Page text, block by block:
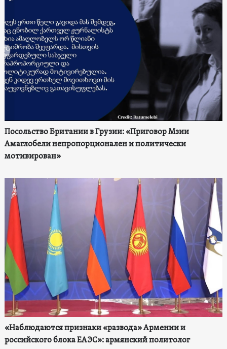
Посольство Британии в Грузии: «Приговор Мзии
Амаглобели непропорционален и политически
мотивирован»
«Наблюдаются признаки «развода» Армении и
российского блока ЕАЭС»: армянский политолог